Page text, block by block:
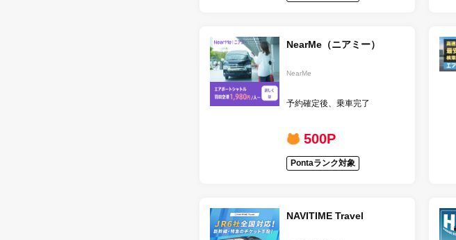
NearMe（ニアミー）
NearMe
予約確定後、乗車完了
500P
Pontaランク対象
NAVITIME Travel